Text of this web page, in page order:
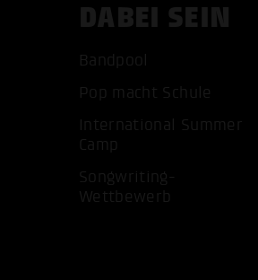
DABEI SEIN
Bandpool
Pop macht Schule
International Summer
Camp
Songwriting-
Wettbewerb